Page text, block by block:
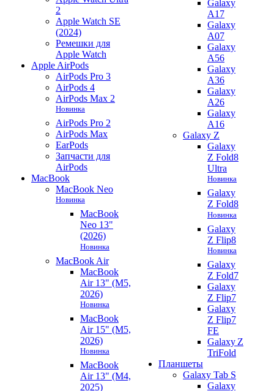
2
Apple Watch SE
(2024)
Ремешки для
Apple Watch
Apple AirPods
AirPods Pro 3
AirPods 4
AirPods Max 2
Новинка
AirPods Pro 2
AirPods Max
EarPods
Запчасти для
AirPods
MacBook
MacBook Neo
Новинка
MacBook
Neo 13"
(2026)
Новинка
MacBook Air
MacBook
Air 13" (M5,
2026)
Новинка
MacBook
Air 15" (M5,
2026)
Новинка
MacBook
Air 13" (M4,
2025)
Galaxy
A17
Galaxy
A07
Galaxy
A56
Galaxy
A36
Galaxy
A26
Galaxy
A16
Galaxy Z
Galaxy
Z Fold8
Ultra
Новинка
Galaxy
Z Fold8
Новинка
Galaxy
Z Flip8
Новинка
Galaxy
Z Fold7
Galaxy
Z Flip7
Galaxy
Z Flip7
FE
Galaxy Z
TriFold
Планшеты
Galaxy Tab S
Galaxy